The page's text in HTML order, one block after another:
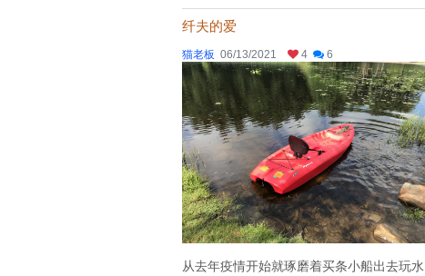
纤夫的爱
猫老板 06/13/2021 4 6
从去年疫情开始就琢磨着买条小船出去玩